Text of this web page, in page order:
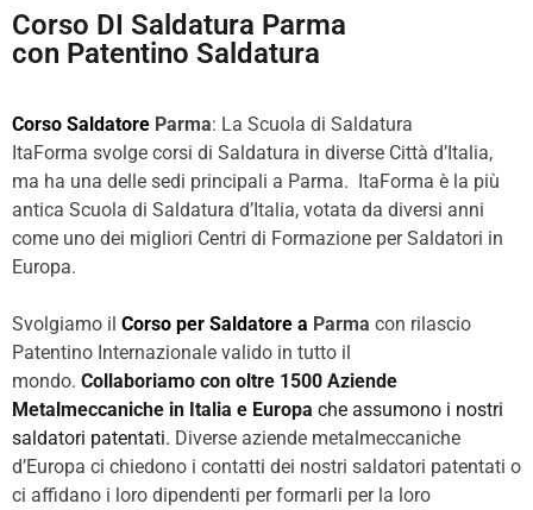
Corso DI Saldatura Parma
con Patentino Saldatura
Corso Saldatore Parma: La Scuola di Saldatura
ItaForma svolge corsi di Saldatura in diverse Città d’Italia,
ma ha una delle sedi principali a Parma. ItaForma è la più
antica Scuola di Saldatura d’Italia, votata da diversi anni
come uno dei migliori Centri di Formazione per Saldatori in
Europa.
Svolgiamo il Corso per Saldatore a Parma con rilascio
Patentino Internazionale valido in tutto il
mondo. Collaboriamo con oltre 1500 Aziende
Metalmeccaniche in Italia e Europa che assumono i nostri
saldatori patentati. Diverse aziende metalmeccaniche
d’Europa ci chiedono i contatti dei nostri saldatori patentati o
ci affidano i loro dipendenti per formarli per la loro